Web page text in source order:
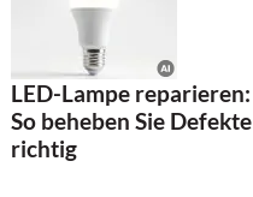
LED-Lampe reparieren:
So beheben Sie Defekte
richtig